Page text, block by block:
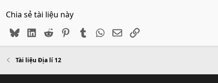
Chia sẻ tài liệu này
BlueskyLinkedIn
Reddit PinterestTumblr WhatsApp
EmailLink
Tài liệu Địa lí 12